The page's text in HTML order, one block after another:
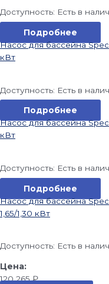
Доступность: Есть в
Подробнее
Насос для бассейна
кВт
Доступность: Есть в
Подробнее
Насос для бассейна
кВт
Доступность: Есть в
Подробнее
Насос для бассейна
1,65/1,30 кВт
Доступность: Есть в
120 265₽